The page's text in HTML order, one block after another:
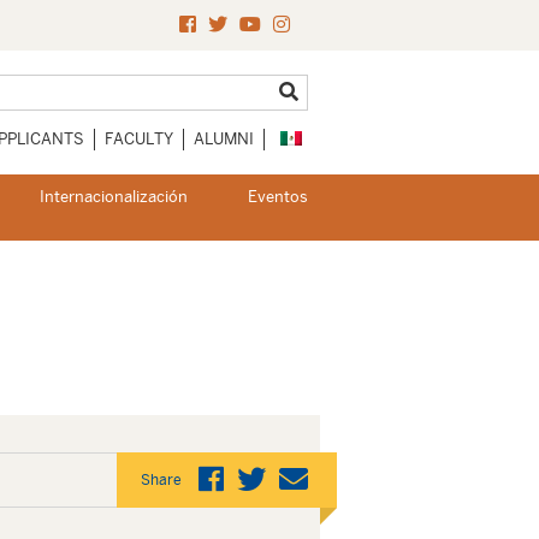
FACULTY ALUMNI
Internacionalización Eventos
Share